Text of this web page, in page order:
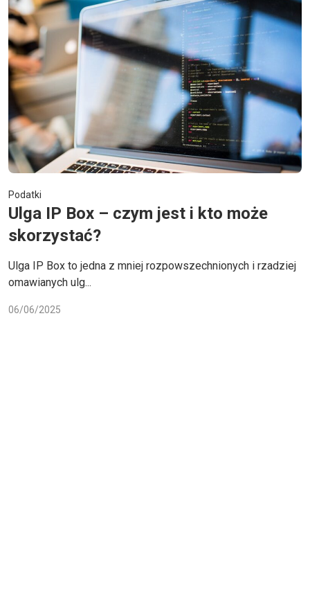
Podatki
Ulga IP Box – czym jest i kto może
skorzystać?
Ulga IP Box to jedna z mniej rozpowszechnionych i rzadziej
omawianych ulg...
06/06/2025